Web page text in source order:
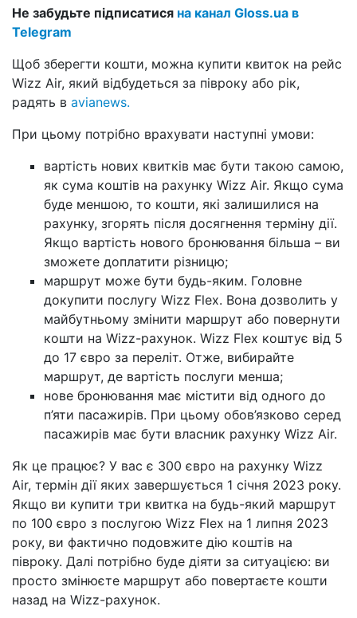
Не забудьте підписатися на канал Gloss.ua в
Telegram
Щоб зберегти кошти, можна купити квиток на рейс
Wizz Air, який відбудеться за півроку або рік,
радять в avianews.
При цьому потрібно врахувати наступні умови:
вартість нових квитків має бути такою самою,
як сума коштів на рахунку Wizz Air. Якщо сума
буде меншою, то кошти, які залишилися на
рахунку, згорять після досягнення терміну дії.
Якщо вартість нового бронювання більша – ви
зможете доплатити різницю;
маршрут може бути будь-яким. Головне
докупити послугу Wizz Flex. Вона дозволить у
майбутньому змінити маршрут або повернути
кошти на Wizz-рахунок. Wizz Flex коштує від 5
до 17 євро за переліт. Отже, вибирайте
маршрут, де вартість послуги менша;
нове бронювання має містити від одного до
п’яти пасажирів. При цьому обов’язково серед
пасажирів має бути власник рахунку Wizz Air.
Як це працює? У вас є 300 євро на рахунку Wizz
Air, термін дії яких завершується 1 січня 2023 року.
Якщо ви купити три квитка на будь-який маршрут
по 100 євро з послугою Wizz Flex на 1 липня 2023
року, ви фактично подовжите дію коштів на
півроку. Далі потрібно буде діяти за ситуацією: ви
просто змінюєте маршрут або повертаєте кошти
назад на Wizz-рахунок.